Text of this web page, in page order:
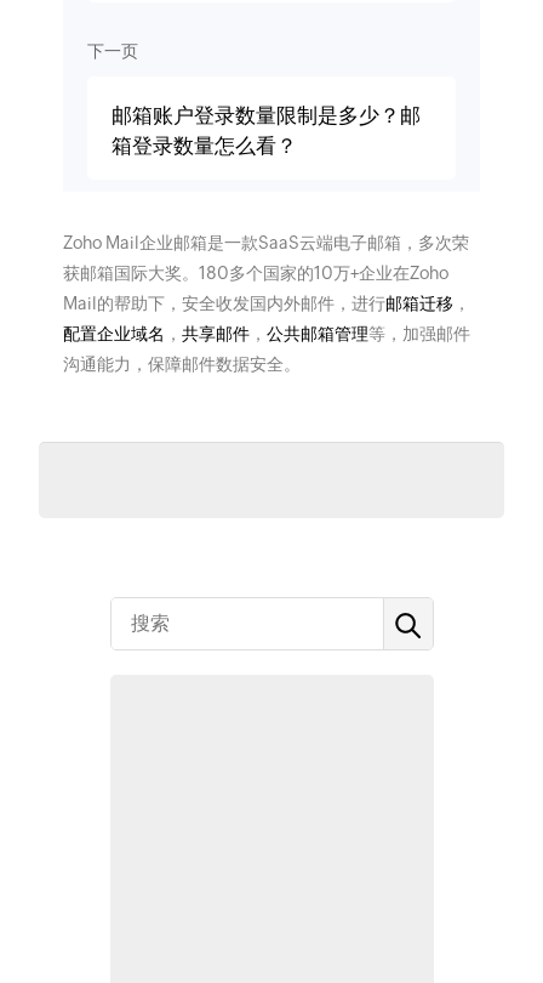
下一页
邮箱账户登录数量限制是多少？邮
箱登录数量怎么看？
Zoho Mail企业邮箱是一款SaaS云端电子邮箱，多次荣
获邮箱国际大奖。180多个国家的10万+企业在Zoho
Mail的帮助下，安全收发国内外邮件，进行邮箱迁移 ，
配置企业域名 ， 共享邮件， 公共邮箱管理等，加强邮件
沟通能力，保障邮件数据安全。